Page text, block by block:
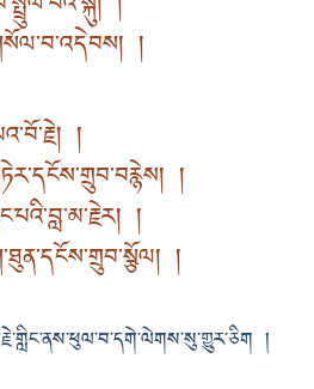
།
།
།
།
།
།